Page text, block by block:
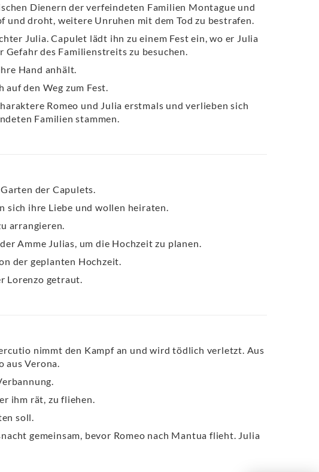
Dienern der verfeindeten Familien Montague und
droht, weitere Unruhen mit dem Tod zu bestrafen.
Julia. Capulet lädt ihn zu einem Fest ein, wo er Julia
des Familienstreits zu besuchen.
Hand anhält.
den Weg zum Fest.
Romeo und Julia erstmals und verlieben sich
Familien stammen.
der Capulets.
sich ihre Liebe und wollen heiraten.
arrangieren.
Amme Julias, um die Hochzeit zu planen.
der geplanten Hochzeit.
Lorenzo getraut.
nimmt den Kampf an und wird tödlich verletzt. Aus
aus Verona.
ihm rät, zu fliehen.
soll.
gemeinsam, bevor Romeo nach Mantua flieht. Julia